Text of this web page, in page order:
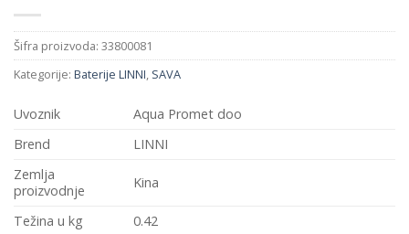
Šifra proizvoda: 33800081
Kategorije: Baterije LINNI, SAVA
Uvoznik
Aqua Promet doo
Brend
LINNI
Zemlja
proizvodnje
Kina
Težina u kg 0.42